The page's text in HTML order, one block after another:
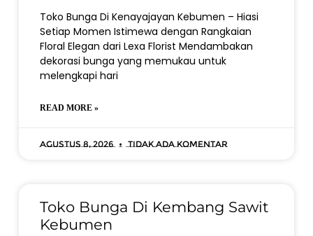
Toko Bunga Di Kenayajayan Kebumen – Hiasi
Setiap Momen Istimewa dengan Rangkaian
Floral Elegan dari Lexa Florist Mendambakan
dekorasi bunga yang memukau untuk
melengkapi hari
READ MORE »
Agustus 8, 2026 Tidak ada komentar
Toko Bunga Di Kembang Sawit
Kebumen